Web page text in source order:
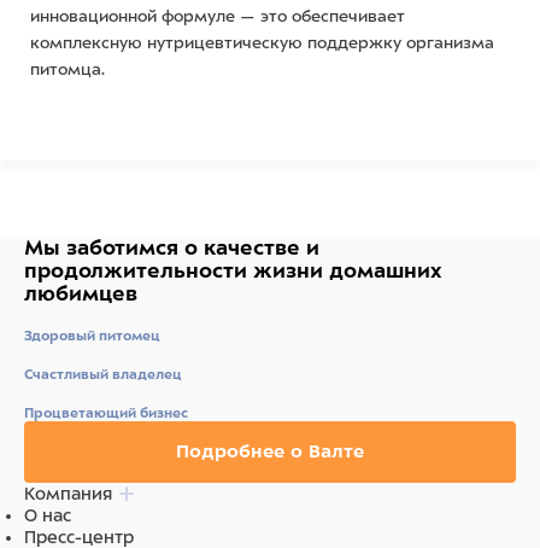
инновационной формуле — это обеспечивает
комплексную нутрицевтическую поддержку организма
питомца.
Корм обогащен полиненасыщенными жирными
кислотами, которые повышают качество шерсти и
Пробиотики и пребиотики помогают сохранять
способствуют оптимальному усвоению питательных
веществ.
Мы заботимся о качестве и
продолжительности жизни домашних
любимцев
Здоровый питомец
Счастливый владелец
Процветающий бизнес
Подробнее о Валте
Компания
О нас
Пресс-центр